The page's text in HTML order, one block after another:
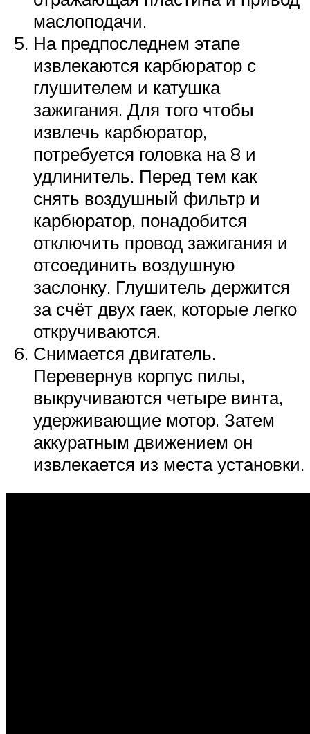
маслоподачи.
На предпоследнем этапе
извлекаются карбюратор с
глушителем и катушка
зажигания. Для того чтобы
извлечь карбюратор,
потребуется головка на 8 и
удлинитель. Перед тем как
снять воздушный фильтр и
карбюратор, понадобится
отключить провод зажигания и
отсоединить воздушную
заслонку. Глушитель держится
за счёт двух гаек, которые легко
откручиваются.
Снимается двигатель.
Перевернув корпус пилы,
выкручиваются четыре винта,
удерживающие мотор. Затем
аккуратным движением он
извлекается из места установки.